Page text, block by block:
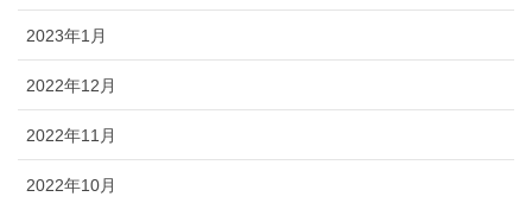
2023年1月
2022年12月
2022年11月
2022年10月